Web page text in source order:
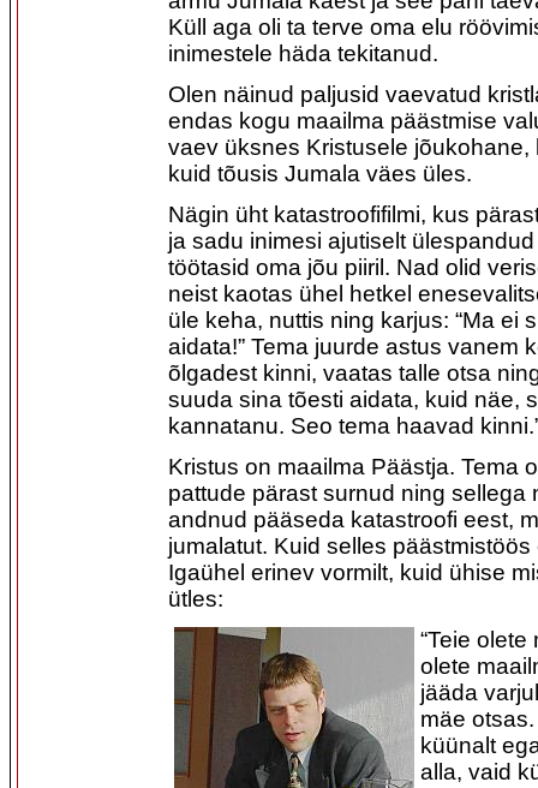
Küll aga oli ta terve oma elu
inimestele häda tekitanud.
Olen näinud paljusid vaevatud
endas kogu maailma päästmise
vaev üksnes Kristusele jõukohane,
kuid tõusis Jumala väes üles.
Nägin üht katastroofifilmi, kus
ja sadu inimesi ajutiselt
töötasid oma jõu piiril. Nad olid
neist kaotas ühel hetkel
üle keha, nuttis ning karjus: “Ma ei
aidata!” Tema juurde astus vanem
õlgadest kinni, vaatas talle otsa
suuda sina tõesti aidata, kuid näe,
kannatanu. Seo tema haavad
Kristus on maailma Päästja. Tema
pattude pärast surnud ning sellega
andnud pääseda katastroofi eest,
jumalatut. Kuid selles
Igaühel erinev vormilt, kuid ühise
ütles:
“Teie
olete
jääda
mäe
küünalt
alla, vaid